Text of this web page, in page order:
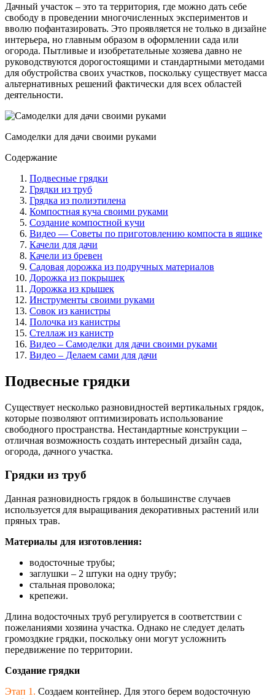
Дачный участок – это та территория, где можно дать себе
свободу в проведении многочисленных экспериментов и
вволю пофантазировать. Это проявляется не только в дизайне
интерьера, но главным образом в оформлении сада или
огорода. Пытливые и изобретательные хозяева давно не
руководствуются дорогостоящими и стандартными методами
для обустройства своих участков, поскольку существует масса
альтернативных решений фактически для всех областей
деятельности.
Самоделки для дачи своими руками
Содержание
Подвесные грядки
Грядки из труб
Грядка из полиэтилена
Компостная куча своими руками
Создание компостной кучи
Видео — Советы по приготовлению компоста в ящике
Качели для дачи
Качели из бревен
Садовая дорожка из подручных материалов
Дорожка из покрышек
Дорожка из крышек
Инструменты своими руками
Совок из канистры
Полочка из канистры
Стеллаж из канистр
Видео – Самоделки для дачи своими руками
Видео – Делаем сами для дачи
Подвесные грядки
Существует несколько разновидностей вертикальных грядок,
которые позволяют оптимизировать использование
свободного пространства. Нестандартные конструкции –
отличная возможность создать интересный дизайн сада,
огорода, дачного участка.
Грядки из труб
Данная разновидность грядок в большинстве случаев
используется для выращивания декоративных растений или
пряных трав.
Материалы для изготовления:
водосточные трубы;
заглушки – 2 штуки на одну трубу;
стальная проволока;
крепежи.
Длина водосточных труб регулируется в соответствии с
пожеланиями хозяина участка. Однако не следует делать
громоздкие грядки, поскольку они могут усложнить
передвижение по территории.
Создание грядки
Этап 1. Создаем контейнер. Для этого берем водосточную